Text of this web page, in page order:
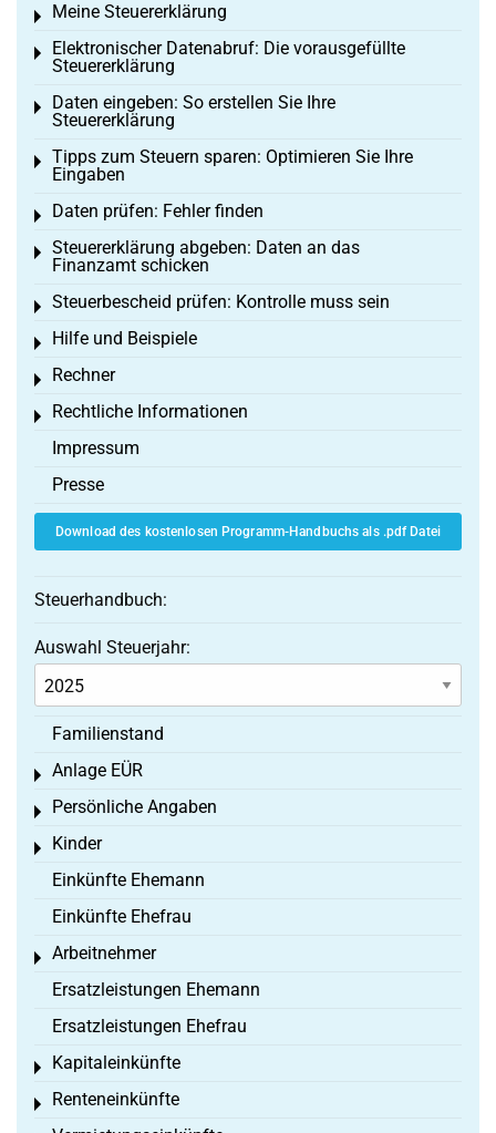
Meine Steuererklärung
Toggle menu
Elektronischer Datenabruf: Die vorausgefüllte
Steuererklärung
Toggle menu
Daten eingeben: So erstellen Sie Ihre
Steuererklärung
Toggle menu
Tipps zum Steuern sparen: Optimieren Sie Ihre
Eingaben
Toggle menu
Daten prüfen: Fehler finden
Toggle menu
Steuererklärung abgeben: Daten an das
Finanzamt schicken
Toggle menu
Steuerbescheid prüfen: Kontrolle muss sein
Toggle menu
Hilfe und Beispiele
Toggle menu
Rechner
Toggle menu
Rechtliche Informationen
Toggle menu
Impressum
Presse
Download des kostenlosen Programm-Handbuchs als .pdf Datei
Steuerhandbuch:
Auswahl Steuerjahr:
Familienstand
Anlage EÜR
Toggle menu
Persönliche Angaben
Toggle menu
Kinder
Toggle menu
Einkünfte Ehemann
Einkünfte Ehefrau
Arbeitnehmer
Toggle menu
Ersatzleistungen Ehemann
Ersatzleistungen Ehefrau
Kapitaleinkünfte
Toggle menu
Renteneinkünfte
Toggle menu